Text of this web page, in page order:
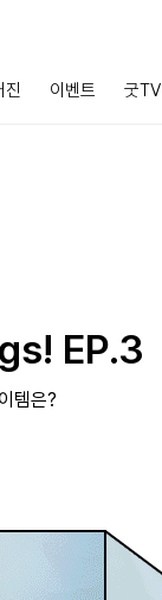
진 이벤트 굿TV
EP.3
템은?